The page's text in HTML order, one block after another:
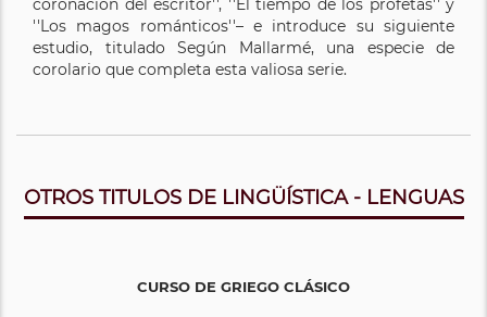
coronación del escritor'', ''El tiempo de los profetas'' y
''Los magos románticos''– e introduce su siguiente
estudio, titulado Según Mallarmé, una especie de
corolario que completa esta valiosa serie.
OTROS TITULOS DE LINGÜÍSTICA - LENGUAS
CURSO DE GRIEGO CLÁSICO